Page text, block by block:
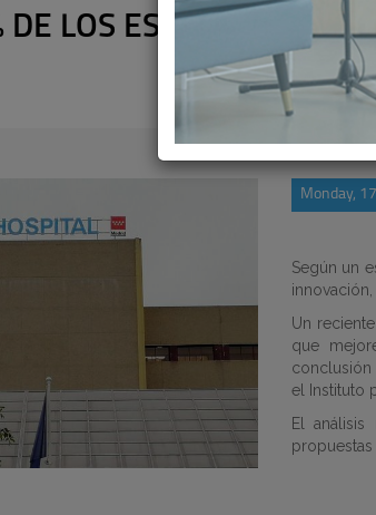
DE LOS ESPAÑOLES
Monday,
Según un
Un
que
conclusión
el Instituto
El